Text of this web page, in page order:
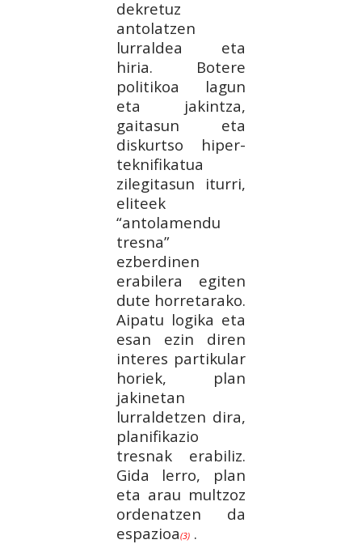
dekretuz
antolatzen
lurraldea eta
hiria. Botere
politikoa lagun
eta jakintza,
gaitasun eta
diskurtso hiper-
teknifikatua
zilegitasun iturri,
eliteek
“antolamendu
tresna”
ezberdinen
erabilera egiten
dute horretarako.
Aipatu logika eta
esan ezin diren
interes partikular
horiek, plan
jakinetan
lurraldetzen dira,
planifikazio
tresnak erabiliz.
Gida lerro, plan
eta arau multzoz
ordenatzen da
espazioa(3).